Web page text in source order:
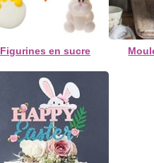
Figurines en sucre